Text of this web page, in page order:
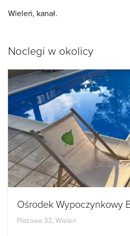
Wieleń, kanał.
Noclegi w okolicy
Ośrodek Wypoczynkowy
Plażowa 32, Wieleń